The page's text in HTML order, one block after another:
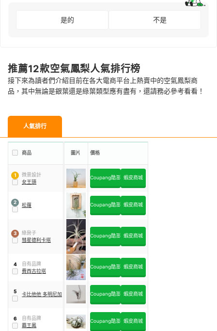
是的 不是
推薦12款空氣鳳梨人氣排行榜
接下來為讀者們介紹目前在各大電商平台上熱賣中的空氣鳳梨商
品，其中無論是銀葉還是綠葉類型應有盡有，還請務必參考看看！
人氣排行
商品 圖片 價格
1
微景設計
女王頭
Coupang酷澎 蝦皮商城
2 松蘿 Coupang酷澎 蝦皮商城
3
綠房子
彗星德利卡塔
Coupang酷澎 蝦皮商城
4
自有品牌
費西古拉塔
Coupang酷澎 蝦皮商城
5 卡比他他 多明尼加 Coupang酷澎 蝦皮商城
6
自有品牌
霸王鳳
Coupang酷澎 蝦皮商城